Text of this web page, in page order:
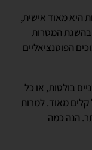
היא מאוד אישית,
בהשגת המטרות
הפוטנציאליים
בולטות, או כל
קלים מאוד. למרות
הנה כמה